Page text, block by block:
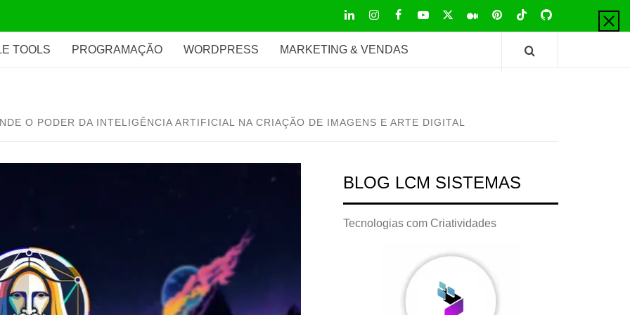
LinkedInInstagramFacebook
Youtube
X PinterestTiktokGithub
TOOLS PROGRAMAÇÃO WORDPRESS MARKETING & VENDAS
O PODER DA INTELIGÊNCIA ARTIFICIAL NA CRIAÇÃO DE IMAGENS E ARTE DIGITAL
BLOG LCM SISTEMAS
Tecnologias com Criatividades